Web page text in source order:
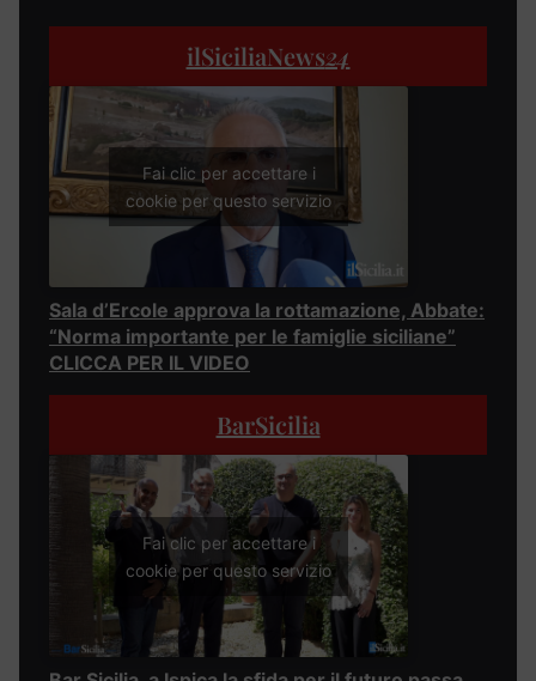
ilSiciliaNews24
Fai clic per accettare i
cookie per questo servizio
Sala d’Ercole approva la rottamazione, Abbate:
“Norma importante per le famiglie siciliane”
CLICCA PER IL VIDEO
BarSicilia
Fai clic per accettare i
cookie per questo servizio